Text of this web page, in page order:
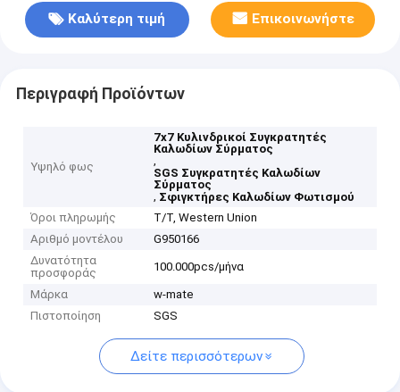
Καλύτερη τιμή Επικοινωνήστε
Περιγραφή Προϊόντων
Υψηλό φως
7x7 Κυλινδρικοί Συγκρατητές
Καλωδίων Σύρματος
,
SGS Συγκρατητές Καλωδίων
Σύρματος
, Σφιγκτήρες Καλωδίων Φωτισμού
Όροι πληρωμής
T/T, Western Union
Αριθμό μοντέλου
G950166
Δυνατότητα
προσφοράς
100.000pcs/μήνα
Μάρκα
w-mate
Πιστοποίηση
SGS
Δείτε περισσότερων